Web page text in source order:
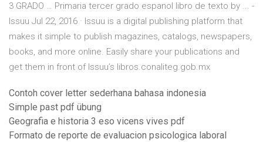
3 GRADO … Primaria tercer grado espanol libro de texto by ... -
Issuu Jul 22, 2016 · Issuu is a digital publishing platform that
makes it simple to publish magazines, catalogs, newspapers,
books, and more online. Easily share your publications and
get them in front of Issuu’s libros.conaliteg.gob.mx
Contoh cover letter sederhana bahasa indonesia
Simple past pdf übung
Geografia e historia 3 eso vicens vives pdf
Formato de reporte de evaluacion psicologica laboral